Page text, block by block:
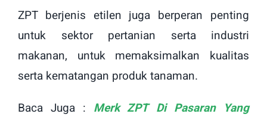
ZPT berjenis etilen juga berperan penting
untuk sektor pertanian serta industri
makanan, untuk memaksimalkan kualitas
serta kematangan produk tanaman.
Baca Juga : Merk ZPT Di Pasaran Yang